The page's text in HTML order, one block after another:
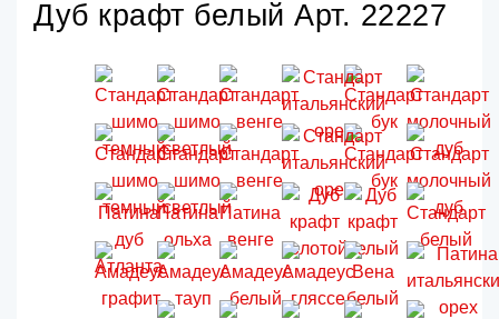
Дуб крафт белый Арт. 22227